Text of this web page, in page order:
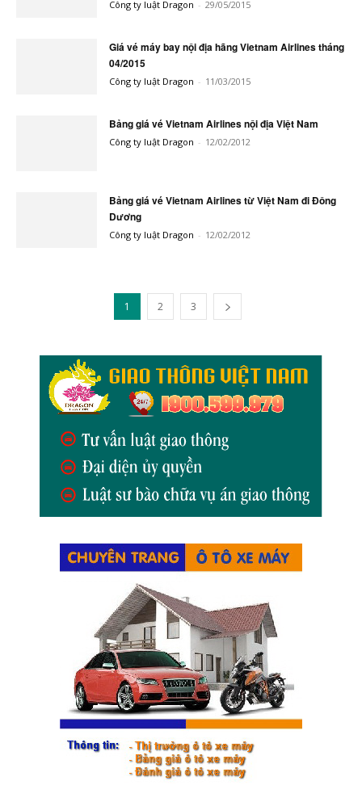
Công ty luật Dragon - 29/05/2015
Giá vé máy bay nội địa hãng Vietnam Airlines tháng
04/2015
Công ty luật Dragon - 11/03/2015
Bảng giá vé Vietnam Airlines nội địa Việt Nam
Công ty luật Dragon - 12/02/2012
Bảng giá vé Vietnam Airlines từ Việt Nam đi Đông
Dương
Công ty luật Dragon - 12/02/2012
1 2 3